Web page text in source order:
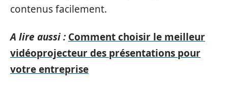
contenus facilement.
A lire aussi : Comment choisir le meilleur
vidéoprojecteur des présentations pour
votre entreprise